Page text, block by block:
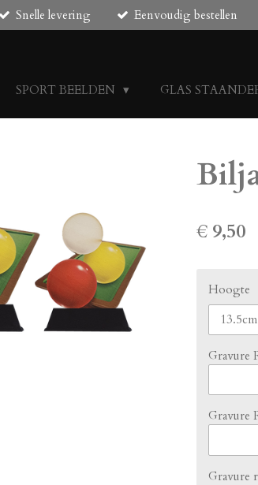
Snelle levering Eenvoudig bestellen
SPORT BEELDEN GLAS
€ 9,50
Hoogte
Gravure
Gravure
Gravure